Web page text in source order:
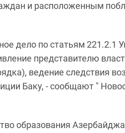
и расположенным
дело по статьям 221.2.1
представителю
ведение следствия
Баку, - сообщают "
образования